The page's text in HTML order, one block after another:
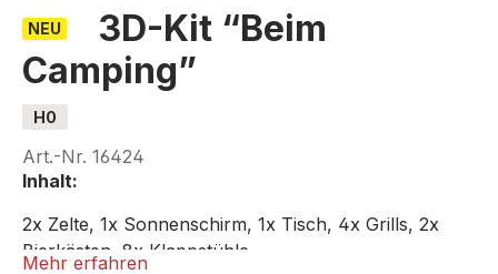
NEU
3D-Kit “Beim
Camping”
H0
Art.-Nr. 16424
Inhalt:
2x Zelte, 1x Sonnenschirm, 1x Tisch, 4x Grills, 2x
Bierkästen, 8x Klappstühle
Mehr erfahren